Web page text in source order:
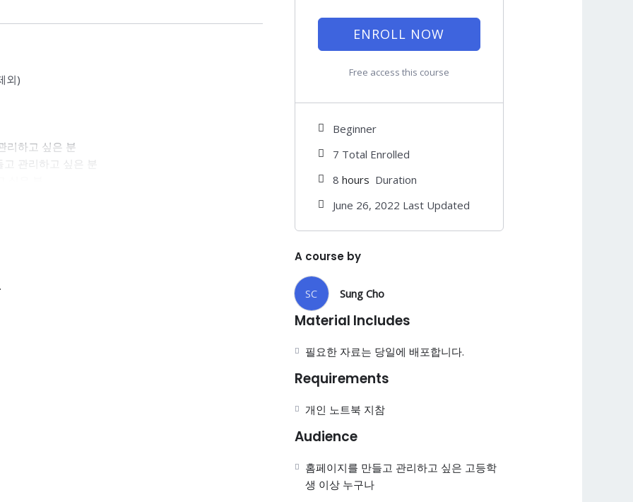
외)
리하고 싶은 분
관리하고 싶은 분
복해서 참여하실 필요는 없습니다.
소독 권장
ENROLL NOW
Free access this course
Beginner
7 Total Enrolled
8 hours Duration
June 26, 2022 Last Updated
A course by
SC Sung Cho
Material Includes
필요한 자료는 당일에 배포합니다.
Requirements
개인 노트북 지참
Audience
홈페이지를 만들고 관리하고 싶은 고등학
생 이상 누구나